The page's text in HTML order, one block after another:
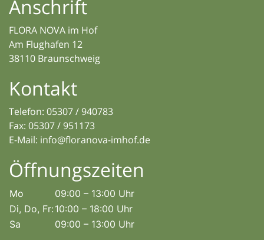
Anschrift
FLORA NOVA im Hof
Am Flughafen 12
38110 Braunschweig
Kontakt
Telefon: 05307 / 940783
Fax: 05307 / 951173
E-Mail: info@floranova-imhof.de
Öffnungszeiten
Mo
09:00 – 13:00 Uhr
Di, Do, Fr: 10:00 – 18:00 Uhr
Sa
09:00 – 13:00 Uhr